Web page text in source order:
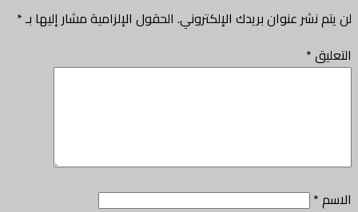
لن يتم نشر عنوان بريدك الإلكتروني. الحقول الإلزامية مشار إليها بـ*
التعليق*
الاسم*